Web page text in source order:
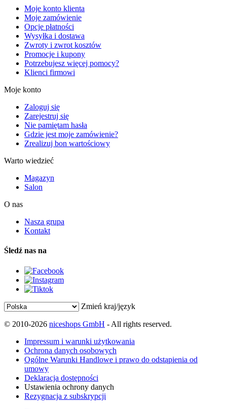
Moje konto klienta
Moje zamówienie
Opcje płatności
Wysyłka i dostawa
Zwroty i zwrot kosztów
Promocje i kupony
Potrzebujesz więcej pomocy?
Klienci firmowi
Moje konto
Zaloguj się
Zarejestruj się
Nie pamiętam hasła
Gdzie jest moje zamówienie?
Zrealizuj bon wartościowy
Warto wiedzieć
Magazyn
Salon
O nas
Nasza grupa
Kontakt
Śledź nas na
Zmień kraj/język
© 2010-2026 niceshops GmbH - All rights reserved.
Impressum i warunki użytkowania
Ochrona danych osobowych
Ogólne Warunki Handlowe i prawo do odstąpienia od
umowy
Deklaracja dostępności
Ustawienia ochrony danych
Rezygnacja z subskrypcji